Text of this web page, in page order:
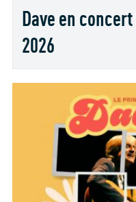
Dave en
2026